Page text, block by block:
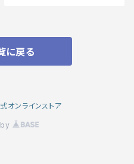
に戻る
ンラインストア